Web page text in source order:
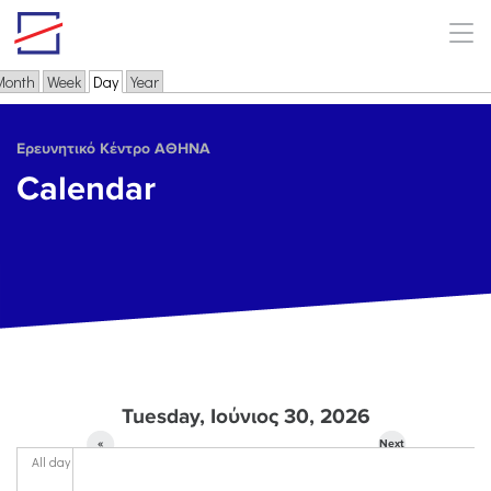
Skip to main content
Primary tabs
Week Day(active tab)
Year
Ερευνητικό Κέντρο ΑΘΗΝΑ
Calendar
Tuesday, Ιούνιος 30, 2026
«
Next
All day